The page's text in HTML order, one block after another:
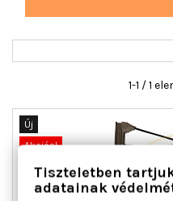
1-1 / 1
Új
Akciós!
Tiszteletben
adatainak